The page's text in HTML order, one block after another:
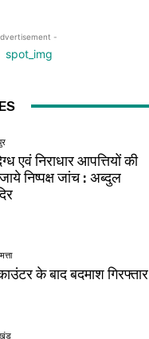
-
एवं निराधार आपत्तियों की
निष्पक्ष जांच : अब्दुल
के बाद बदमाश गिरफ्तार